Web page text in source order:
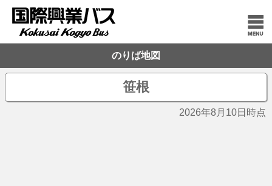
のりば地図
笹根
2026年8月10日時点